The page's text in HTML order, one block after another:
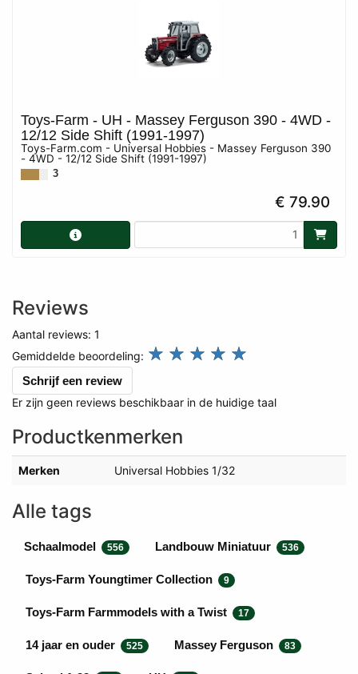
Toys-Farm - UH - Massey Ferguson 390 - 4WD -
12/12 Side Shift (1991-1997)
Toys-Farm.com - Universal Hobbies - Massey Ferguson 390
- 4WD - 12/12 Side Shift (1991-1997)
3
€ 79.90
Reviews
Aantal reviews: 1
Gemiddelde beoordeling: review.stars ☆
☆
☆
☆
☆
Schrijf een review
Er zijn geen reviews beschikbaar in de huidige taal
Productkenmerken
Merken Universal Hobbies 1/32
Alle tags
Schaalmodel 556 Landbouw Miniatuur 536
Toys-Farm Youngtimer Collection 9
Toys-Farm Farmmodels with a Twist 17
14 jaar en ouder 525 Massey Ferguson 83